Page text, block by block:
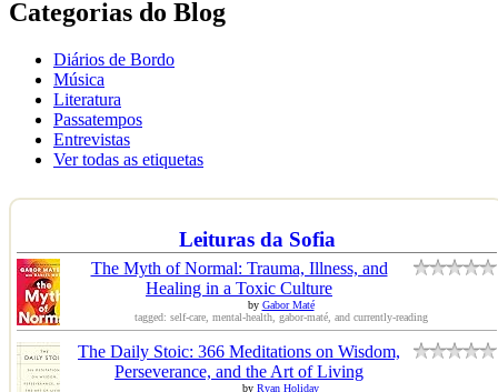
Categorias do Blog
Diários de Bordo
Música
Literatura
Passatempos
Entrevistas
Ver todas as etiquetas
Leituras da Sofia
The Myth of Normal: Trauma, Illness, and
Healing in a Toxic Culture
by Gabor Maté
tagged: self-care, mental-health, gabor-maté, and currently-reading
The Daily Stoic: 366 Meditations on Wisdom,
Perseverance, and the Art of Living
by Ryan Holiday